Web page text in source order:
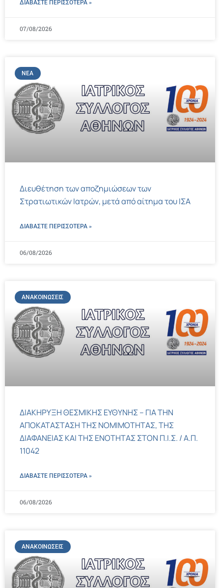
ΔΙΑΒΑΣΤΕ ΠΕΡΙΣΣΌΤΕΡΑ »
07/08/2026
ΝΈΑ
Διευθέτηση των αποζημιώσεων των
Στρατιωτικών Ιατρών, μετά από αίτημα του ΙΣΑ
ΔΙΑΒΑΣΤΕ ΠΕΡΙΣΣΌΤΕΡΑ »
06/08/2026
ΑΝΑΚΟΙΝΏΣΕΙΣ
ΔΙΑΚΗΡΥΞΗ ΘΕΣΜΙΚΗΣ ΕΥΘΥΝΗΣ – ΓΙΑ ΤΗΝ
ΑΠΟΚΑΤΑΣΤΑΣΗ ΤΗΣ ΝΟΜΙΜΟΤΗΤΑΣ, ΤΗΣ
ΔΙΑΦΑΝΕΙΑΣ ΚΑΙ ΤΗΣ ΕΝΟΤΗΤΑΣ ΣΤΟΝ Π.Ι.Σ. / Α.Π.
11042
ΔΙΑΒΑΣΤΕ ΠΕΡΙΣΣΌΤΕΡΑ »
06/08/2026
ΑΝΑΚΟΙΝΏΣΕΙΣ